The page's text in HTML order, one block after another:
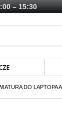
– 15:30
DO LAPTOPA